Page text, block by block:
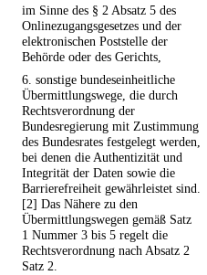
im Sinne des § 2 Absatz 5 des
Onlinezugangsgesetzes und der
elektronischen Poststelle der
Behörde oder des Gerichts,
6. sonstige bundeseinheitliche
Übermittlungswege, die durch
Rechtsverordnung der
Bundesregierung mit Zustimmung
des Bundesrates festgelegt werden,
bei denen die Authentizität und
Integrität der Daten sowie die
Barrierefreiheit gewährleistet sind.
[2] Das Nähere zu den
Übermittlungswegen gemäß Satz
1 Nummer 3 bis 5 regelt die
Rechtsverordnung nach Absatz 2
Satz 2.